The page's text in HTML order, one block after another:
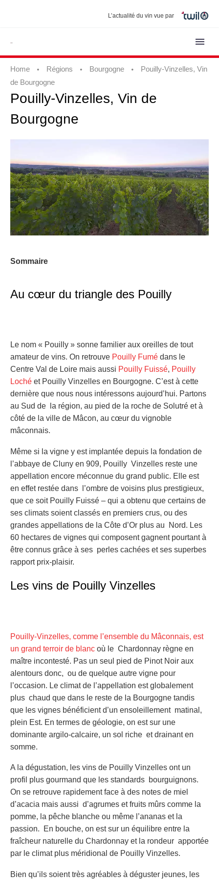
L’actualité du vin vue par
Home Régions Bourgogne
Pouilly-Vinzelles, Vin
de Bourgogne
Pouilly-Vinzelles, Vin de
Bourgogne
Sommaire
Au cœur du triangle des Pouilly
Le nom « Pouilly » sonne familier aux oreilles de tout
amateur de vins. On retrouve Pouilly Fumé dans le
Centre Val de Loire mais aussi Pouilly Fuissé, Pouilly
Loché et Pouilly Vinzelles en Bourgogne. C’est à cette
dernière que nous nous intéressons aujourd’hui. Partons
au Sud de la région, au pied de la roche de Solutré et à
côté de la ville de Mâcon, au cœur du vignoble
mâconnais.
Même si la vigne y est implantée depuis la fondation de
l’abbaye de Cluny en 909, Pouilly Vinzelles reste une
appellation encore méconnue du grand public. Elle est
en effet restée dans l’ombre de voisins plus prestigieux,
que ce soit Pouilly Fuissé – qui a obtenu que certains de
ses climats soient classés en premiers crus, ou des
grandes appellations de la Côte d’Or plus au Nord. Les
60 hectares de vignes qui composent gagnent pourtant à
être connus grâce à ses perles cachées et ses superbes
rapport prix-plaisir.
Les vins de Pouilly Vinzelles
Pouilly-Vinzelles, comme l’ensemble du Mâconnais, est
un grand terroir de blanc où le Chardonnay règne en
maître incontesté. Pas un seul pied de Pinot Noir aux
alentours donc, ou de quelque autre vigne pour
l’occasion. Le climat de l’appellation est globalement
plus chaud que dans le reste de la Bourgogne tandis
que les vignes bénéficient d’un ensoleillement matinal,
plein Est. En termes de géologie, on est sur une
dominante argilo-calcaire, un sol riche et drainant en
somme.
A la dégustation, les vins de Pouilly Vinzelles ont un
profil plus gourmand que les standards bourguignons.
On se retrouve rapidement face à des notes de miel
d’acacia mais aussi d’agrumes et fruits mûrs comme la
pomme, la pêche blanche ou même l’ananas et la
passion. En bouche, on est sur un équilibre entre la
fraîcheur naturelle du Chardonnay et la rondeur apportée
par le climat plus méridional de Pouilly Vinzelles.
Bien qu’ils soient très agréables à déguster jeunes, les